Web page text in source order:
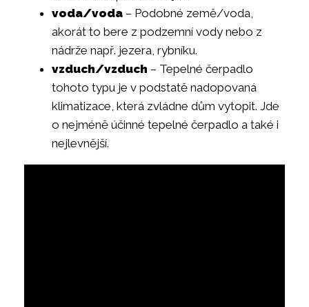
voda/voda – Podobné země/voda,
akorát to bere z podzemní vody nebo z
nádrže např. jezera, rybníku.
vzduch/vzduch – Tepelné čerpadlo
tohoto typu je v podstatě nadopovaná
klimatizace, která zvládne dům vytopit. Jde
o nejméně účinné tepelné čerpadlo a také i
nejlevnější.